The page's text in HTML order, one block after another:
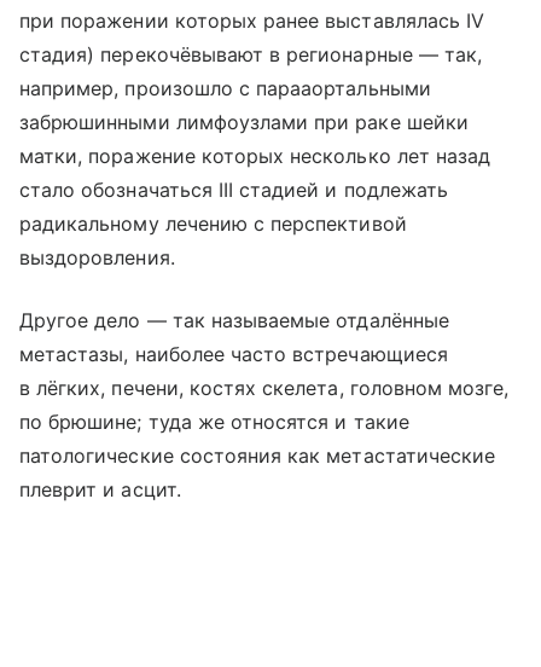
при поражении которых ранее выставлялась IV
стадия) перекочёвывают в регионарные — так,
например, произошло с парааортальными
забрюшинными лимфоузлами при раке шейки
матки, поражение которых несколько лет назад
стало обозначаться III стадией и подлежать
радикальному лечению с перспективой
выздоровления.
Другое дело — так называемые отдалённые
метастазы, наиболее часто встречающиеся
в лёгких, печени, костях скелета, головном мозге,
по брюшине; туда же относятся и такие
патологические состояния как метастатические
плеврит и асцит.